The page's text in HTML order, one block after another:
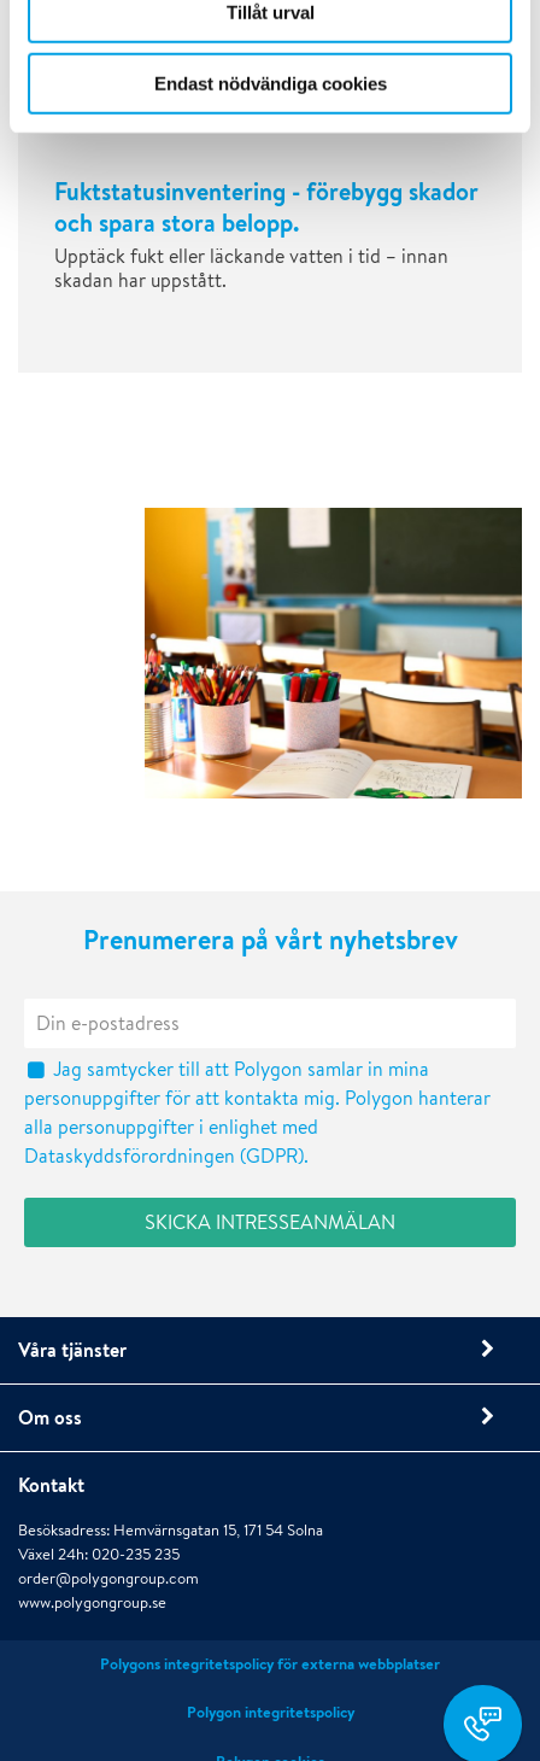
Tillåt urval
Endast nödvändiga cookies
Fuktstatusinventering - förebygg skador
och spara stora belopp.
Upptäck fukt eller läckande vatten i tid – innan
skadan har uppstått.
Prenumerera på vårt nyhetsbrev
Jag samtycker till att Polygon samlar in mina
personuppgifter för att kontakta mig. Polygon hanterar
alla personuppgifter i enlighet med
Dataskyddsförordningen (GDPR).
Våra tjänster
Om oss
Kontakt
Besöksadress: Hemvärnsgatan 15, 171 54 Solna
Växel 24h: 020-235 235
order@polygongroup.com
www.polygongroup.se
Polygons integritetspolicy för externa webbplatser
Polygon integritetspolicy
020 235 235